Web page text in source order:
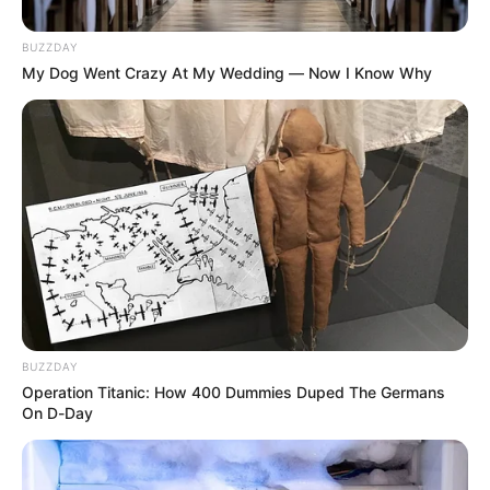
brindará la clase virtual como derecho a la educación.
BUZZDAY
My Dog Went Crazy At My Wedding — Now I Know Why
BUZZDAY
Operation Titanic: How 400 Dummies Duped The Germans
On D-Day